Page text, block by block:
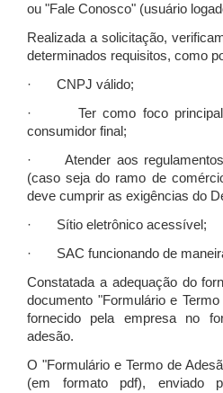
ou "Fale Conosco" (usuário
Realizada a solicitação,
determinados requisitos, como
· CNPJ válido;
· Ter como foco principal
consumidor final;
· Atender aos regulamentos
(caso seja do ramo de
deve cumprir as exigências do
· Sítio eletrônico acessível;
· SAC funcionando de
Constatada a adequação do
documento "Formulário e
fornecido pela empresa no
adesão.
O "Formulário e Termo de
(em formato pdf), enviado